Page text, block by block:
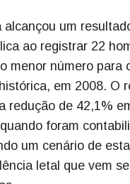
alcançou um
ao registrar 22
menor número para
em 2008. O
redução de 42,1%
foram
um cenário de
letal que vem